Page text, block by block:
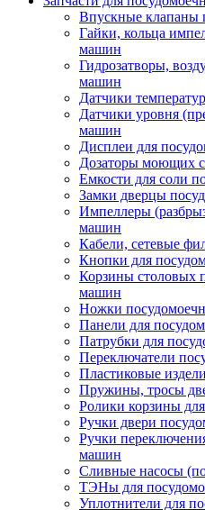
Впускные клапаны
Гайки, кольца
машин
Гидрозатворы,
машин
Датчики
Датчики уровня
машин
Дисплеи для
Дозаторы моющих
Емкости для соли
Замки дверцы
Импеллеры
машин
Кабели, сетевые
Кнопки для
Корзины столовых
машин
Ножки
Панели для
Патрубки для
Переключатели
Пластиковые
Пружины, тросы
Ролики корзины
Ручки двери
Ручки
машин
Сливные насосы
ТЭНы для
Уплотнители для